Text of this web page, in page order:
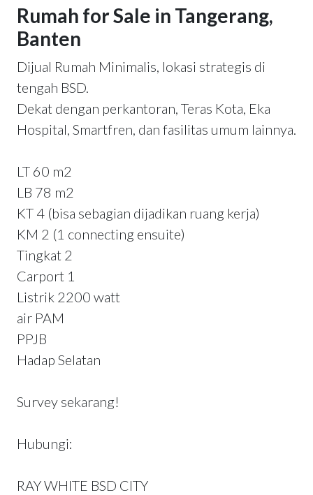
Rumah for Sale in Tangerang,
Banten
Dijual Rumah Minimalis, lokasi strategis di
tengah BSD.
Dekat dengan perkantoran, Teras Kota, Eka
Hospital, Smartfren, dan fasilitas umum lainnya.
LT 60 m2
LB 78 m2
KT 4 (bisa sebagian dijadikan ruang kerja)
KM 2 (1 connecting ensuite)
Tingkat 2
Carport 1
Listrik 2200 watt
air PAM
PPJB
Hadap Selatan
Survey sekarang!
Hubungi:
RAY WHITE BSD CITY